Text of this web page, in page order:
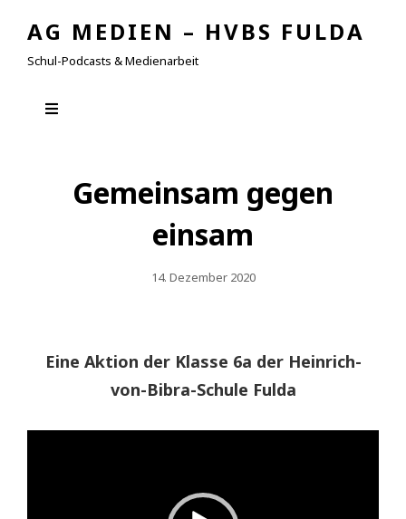
AG MEDIEN – HVBS FULDA
Schul-Podcasts & Medienarbeit
Gemeinsam gegen
einsam
Posted
14. Dezember 2020
Eine Aktion der Klasse 6a der Heinrich-
von-Bibra-Schule Fulda